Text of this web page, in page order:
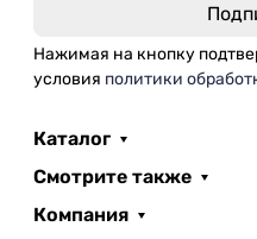
Нажимая на кнопку
условия политики
Каталог
Смотрите также
Компания